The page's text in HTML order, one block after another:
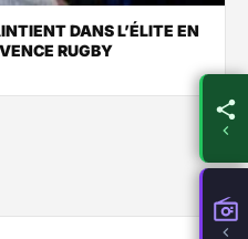
DANS L’ÉLITE EN
RUGBY